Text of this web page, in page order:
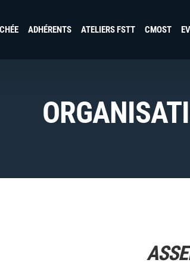
ADHÉRENTS ATELIERS FSTT CMOST